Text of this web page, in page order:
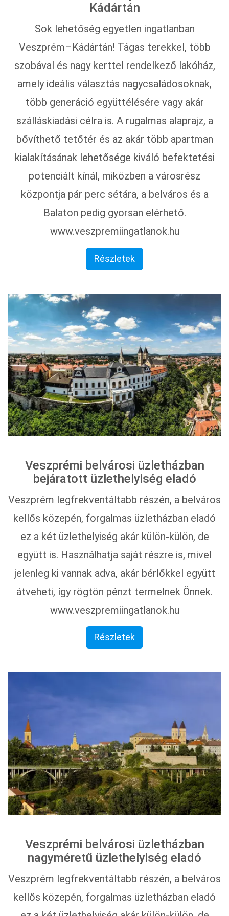
Kádártán
Sok lehetőség egyetlen ingatlanban
Veszprém–Kádártán! Tágas terekkel, több
szobával és nagy kerttel rendelkező lakóház,
amely ideális választás nagycsaládosoknak,
több generáció együttélésére vagy akár
szálláskiadási célra is. A rugalmas alaprajz, a
bővíthető tetőtér és az akár több apartman
kialakításának lehetősége kiváló befektetési
potenciált kínál, miközben a városrész
központja pár perc sétára, a belváros és a
Balaton pedig gyorsan elérhető.
www.veszpremiingatlanok.hu
Részletek
Veszprémi belvárosi üzletházban
bejáratott üzlethelyiség eladó
Veszprém legfrekventáltabb részén, a belváros
kellős közepén, forgalmas üzletházban eladó
ez a két üzlethelyiség akár külön-külön, de
együtt is. Használhatja saját részre is, mivel
jelenleg ki vannak adva, akár bérlőkkel együtt
átveheti, így rögtön pénzt termelnek Önnek.
www.veszpremiingatlanok.hu
Részletek
Veszprémi belvárosi üzletházban
nagyméretű üzlethelyiség eladó
Veszprém legfrekventáltabb részén, a belváros
kellős közepén, forgalmas üzletházban eladó